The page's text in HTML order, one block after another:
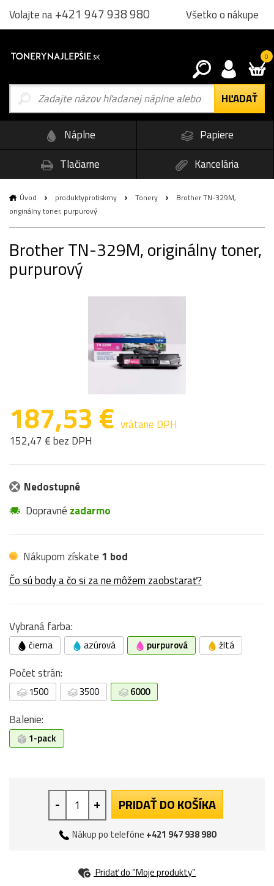
Volajte na+421 947 938 980 Všetko o nákupe
0
Náplne
Papiere
Tlačiarne
Kancelária
Úvod produktyprotiskrny Tonery
Brother TN-329M,
originálny toner, purpurový
Brother TN-329M, originálny toner,
purpurový
187,53 € vrátane DPH
152,47 € bez DPH
Nedostupné
Dopravné zadarmo
Nákupom získate 1 bod
Čo sú body a čo si za ne môžem zaobstarať?
Vybraná farba:
čierna azúrová purpurová žltá
Počet strán:
1500 3500 6000
Balenie:
1-pack
- + PRIDAŤ DO KOŠÍKA
Nákup po telefóne +421 947 938 980
Pridať do “Moje produkty”